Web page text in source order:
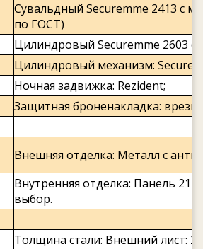
Сувальдный Securemme 2413 с
по ГОСТ)
Цилиндровый Securemme 2603
Цилиндровый механизм:
Ночная задвижка: Rezident;
Защитная броненакладка:
Внешняя отделка: Металл с
Внутренняя отделка: Панель
выбор.
Толщина стали: Внешний лист: